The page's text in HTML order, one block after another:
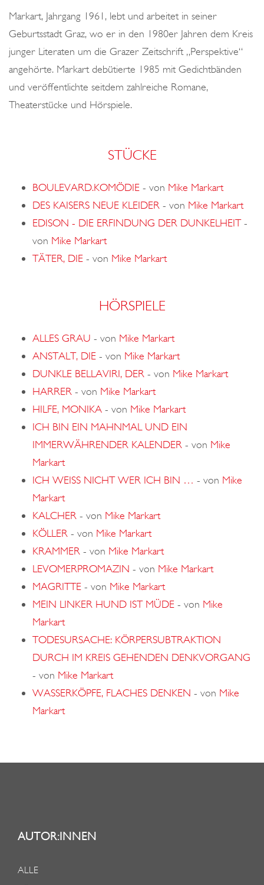
Markart, Jahrgang 1961, lebt und arbeitet in seiner
Geburtsstadt Graz, wo er in den 1980er Jahren dem Kreis
junger Literaten um die Grazer Zeitschrift „Perspektive“
angehörte. Markart debütierte 1985 mit Gedichtbänden
und veröffentlichte seitdem zahlreiche Romane,
Theaterstücke und Hörspiele.
STÜCKE
BOULEVARD.KOMÖDIE - von Mike Markart
DES KAISERS NEUE KLEIDER - von Mike Markart
EDISON - DIE ERFINDUNG DER DUNKELHEIT-
von Mike Markart
TÄTER, DIE - von Mike Markart
HÖRSPIELE
ALLES GRAU - von Mike Markart
ANSTALT, DIE - von Mike Markart
DUNKLE BELLAVIRI, DER - von Mike Markart
HARRER - von Mike Markart
HILFE, MONIKA - von Mike Markart
ICH BIN EIN MAHNMAL UND EIN
IMMERWÄHRENDER KALENDER - von Mike
Markart
ICH WEISS NICHT WER ICH BIN … - von Mike
Markart
KALCHER - von Mike Markart
KÖLLER - von Mike Markart
KRAMMER - von Mike Markart
LEVOMERPROMAZIN - von Mike Markart
MAGRITTE - von Mike Markart
MEIN LINKER HUND IST MÜDE - von Mike
Markart
TODESURSACHE: KÖRPERSUBTRAKTION
DURCH IM KREIS GEHENDEN DENKVORGANG
- von Mike Markart
WASSERKÖPFE, FLACHES DENKEN - von Mike
Markart
AUTOR:INNEN
ALLE